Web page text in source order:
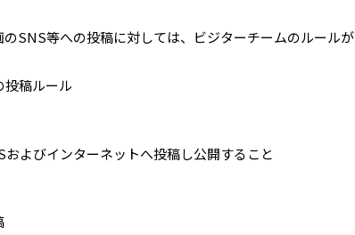
SNS等への投稿に対しては、ビジターチームのルールが
稿ルール
よびインターネットへ投稿し公開すること